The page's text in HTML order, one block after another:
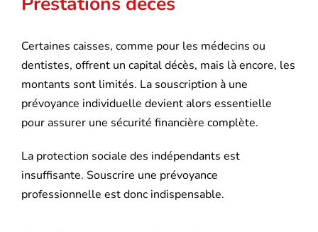
Certaines caisses, comme pour les médecins ou
dentistes, offrent un capital décès, mais là encore, les
montants sont limités. La souscription à une
prévoyance individuelle devient alors essentielle
pour assurer une sécurité financière complète.
La protection sociale des indépendants est
insuffisante. Souscrire une prévoyance
professionnelle est donc indispensable.